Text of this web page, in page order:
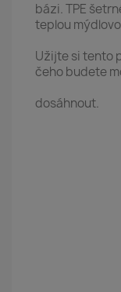
bázi. TPE
teplou
Užijte si tento
čeho budete
dosáhnout.